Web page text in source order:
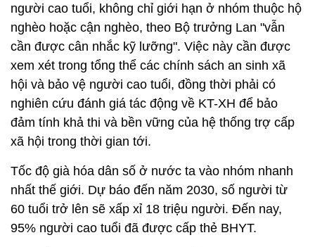
người cao tuổi, không chỉ giới hạn ở nhóm thuộc hộ
nghèo hoặc cận nghèo, theo Bộ trưởng Lan "vẫn
cần được cân nhắc kỹ lưỡng". Việc này cần được
xem xét trong tổng thể các chính sách an sinh xã
hội và bảo vệ người cao tuổi, đồng thời phải có
nghiên cứu đánh giá tác động về KT-XH để bảo
đảm tính khả thi và bền vững của hệ thống trợ cấp
xã hội trong thời gian tới.
Tốc độ già hóa dân số ở nước ta vào nhóm nhanh
nhất thế giới. Dự báo đến năm 2030, số người từ
60 tuổi trở lên sẽ xấp xỉ 18 triệu người. Đến nay,
95% người cao tuổi đã được cấp thẻ BHYT.